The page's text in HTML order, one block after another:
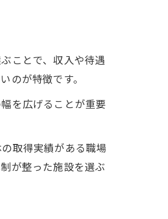
ことで、収入や待遇
のが特徴です。
を広げることが重要
取得実績がある職場
が整った施設を選ぶ